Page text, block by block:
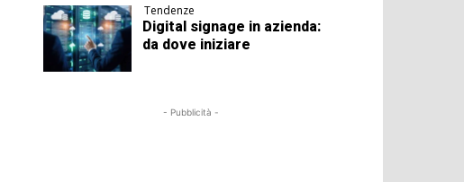
Tendenze
Digital signage in azienda:
da dove iniziare
- Pubblicità -